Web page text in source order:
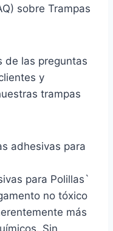
sobre Trampas
de las preguntas
y
trampas
adhesivas para
para Polillas`
no tóxico
más
Sin